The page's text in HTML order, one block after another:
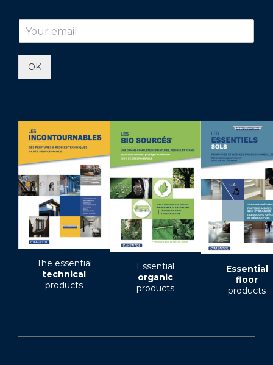
OK
The essential
technical
products
Essential
organic
products
Essential
floor
products